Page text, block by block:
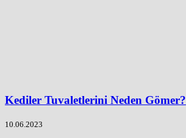
Kediler Tuvaletlerini Neden Gömer?
10.06.2023